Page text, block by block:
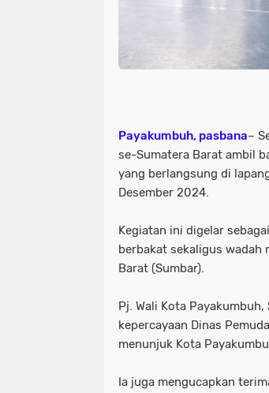
Payakumbuh, pasbana–
se-Sumatera Barat ambil
yang berlangsung di
Desember 2024.
Kegiatan ini digelar
berbakat sekaligus wadah
Barat (Sumbar).
Pj. Wali Kota
kepercayaan Dinas
menunjuk Kota
Ia juga mengucapkan